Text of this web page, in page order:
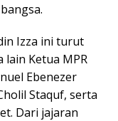
Izza ini turut
Ketua MPR
Ebenezer
Staquf, serta
Dari jajaran